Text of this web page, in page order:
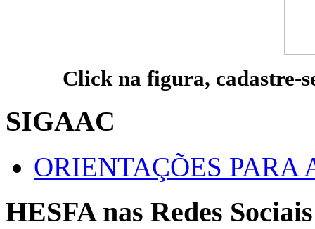
Click na figura, cadastre-
SIGAAC
ORIENTAÇÕES PARA
HESFA nas Redes Sociais